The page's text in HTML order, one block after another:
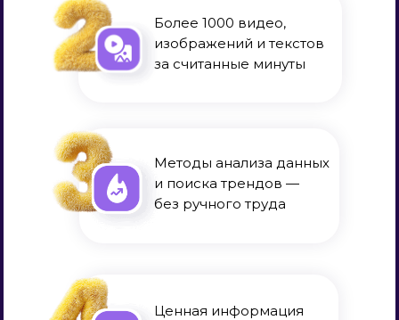
Более 1000 видео,
изображений и текстов
за считанные минуты
Методы анализа данных
и поиска трендов —
без ручного труда
Ценная информация